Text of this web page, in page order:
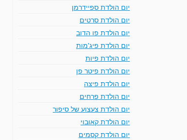
יום הולדת ספיידרמן
יום הולדת סרטים
יום הולדת פו הדוב
יום הולדת פיג'מות
יום הולדת פיות
יום הולדת פיטר פן
יום הולדת פיצה
יום הולדת פרחים
יום הולדת צעצוע של סיפור
יום הולדת קאובוי
יום הולדת קסמים